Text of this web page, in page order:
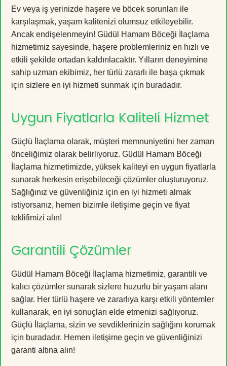
Ev veya iş yerinizde haşere ve böcek sorunları ile
karşılaşmak, yaşam kalitenizi olumsuz etkileyebilir.
Ancak endişelenmeyin! Güdül Hamam Böceği İlaçlama
hizmetimiz sayesinde, haşere problemleriniz en hızlı ve
etkili şekilde ortadan kaldırılacaktır. Yılların deneyimine
sahip uzman ekibimiz, her türlü zararlı ile başa çıkmak
için sizlere en iyi hizmeti sunmak için buradadır.
Uygun Fiyatlarla Kaliteli Hizmet
Güçlü İlaçlama olarak, müşteri memnuniyetini her zaman
önceliğimiz olarak belirliyoruz. Güdül Hamam Böceği
İlaçlama hizmetimizde, yüksek kaliteyi en uygun fiyatlarla
sunarak herkesin erişebileceği çözümler oluşturuyoruz.
Sağlığınız ve güvenliğiniz için en iyi hizmeti almak
istiyorsanız, hemen bizimle iletişime geçin ve fiyat
teklifimizi alın!
Garantili Çözümler
Güdül Hamam Böceği İlaçlama hizmetimiz, garantili ve
kalıcı çözümler sunarak sizlere huzurlu bir yaşam alanı
sağlar. Her türlü haşere ve zararlıya karşı etkili yöntemler
kullanarak, en iyi sonuçları elde etmenizi sağlıyoruz.
Güçlü İlaçlama, sizin ve sevdiklerinizin sağlığını korumak
için buradadır. Hemen iletişime geçin ve güvenliğinizi
garanti altına alın!